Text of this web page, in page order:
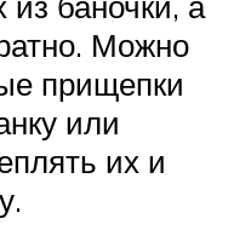
Можно
прищепки
или
их и